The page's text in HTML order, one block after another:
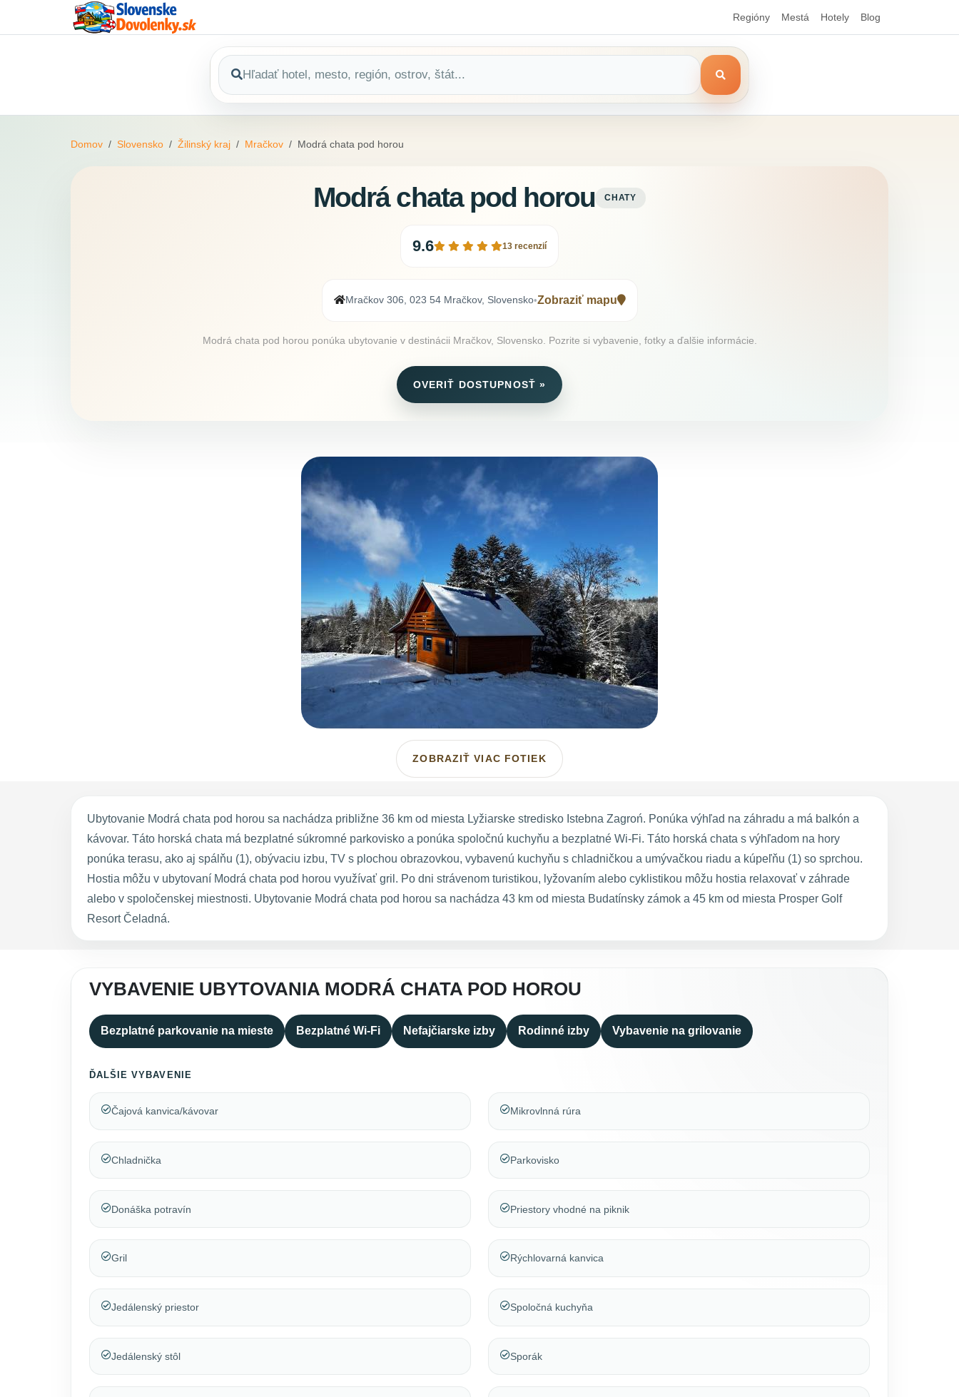
Regióny Mestá Hotely Blog
Domov Slovensko Žilinský kraj Mračkov Modrá chata pod horou
Modrá chata pod horou CHATY
9.6 13 recenzií
Mračkov 306, 023 54 Mračkov, Slovensko•Zobraziť mapu
Modrá chata pod horou ponúka ubytovanie v destinácii Mračkov, Slovensko. Pozrite si vybavenie, fotky a ďalšie informácie.
OVERIŤ DOSTUPNOSŤ »
ZOBRAZIŤ VIAC FOTIEK
Ubytovanie Modrá chata pod horou sa nachádza približne 36 km od miesta Lyžiarske stredisko Istebna Zagroń. Ponúka výhľad na záhradu a má balkón a
kávovar. Táto horská chata má bezplatné súkromné parkovisko a ponúka spoločnú kuchyňu a bezplatné Wi-Fi. Táto horská chata s výhľadom na hory
ponúka terasu, ako aj spálňu (1), obývaciu izbu, TV s plochou obrazovkou, vybavenú kuchyňu s chladničkou a umývačkou riadu a kúpeľňu (1) so sprchou.
Hostia môžu v ubytovaní Modrá chata pod horou využívať gril. Po dni strávenom turistikou, lyžovaním alebo cyklistikou môžu hostia relaxovať v záhrade
alebo v spoločenskej miestnosti. Ubytovanie Modrá chata pod horou sa nachádza 43 km od miesta Budatínsky zámok a 45 km od miesta Prosper Golf
Resort Čeladná.
VYBAVENIE UBYTOVANIA MODRÁ CHATA POD HOROU
Bezplatné parkovanie na mieste Bezplatné Wi-Fi Nefajčiarske izby Rodinné izby Vybavenie na grilovanie
ĎALŠIE VYBAVENIE
Čajová kanvica/kávovar
Chladnička
Donáška potravín
Gril
Jedálenský priestor
Jedálenský stôl
Mikrovlnná rúra
Parkovisko
Priestory vhodné na piknik
Rýchlovarná kanvica
Spoločná kuchyňa
Sporák